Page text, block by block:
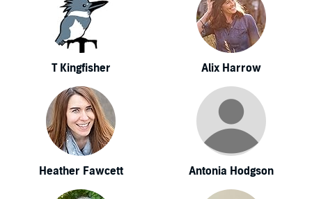
T Kingfisher Alix Harrow
Heather Fawcett Antonia Hodgson